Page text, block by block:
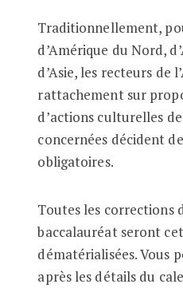
Traditionnellement,
d’Amérique du Nord,
d’Asie, les recteurs de
rattachement sur
d’actions culturelles
concernées décident
obligatoires.
Toutes les corrections
baccalauréat seront
dématérialisées. Vous
après les détails du